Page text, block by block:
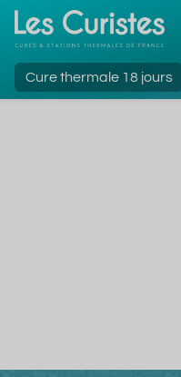
Cure thermale 18 jours